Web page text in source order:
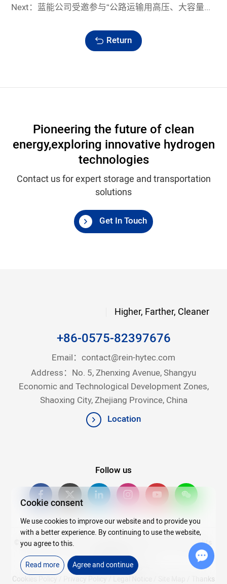
Next：蓝能公司受邀参与“公路运输用高压、大容量管束集装箱氢气储存技术”项目启动暨实施方案论证会
Return
Pioneering the future of clean
energy,exploring innovative hydrogen
technologies
Contact us for expert storage and transportation
solutions
Get In Touch
Higher, Farther, Cleaner
+86-0575-82397676
Email： contact@rein-hytec.com
Address：No. 5, Zhenxing Avenue, Shangyu
Economic and Technological Development Zones,
Shaoxing City, Zhejiang Province, China
Location
Follow us
©2026Copyright © 2025 Zhejiang Rein Hytec Co., Ltd. All rights
reserved.
浙ICP备20007720号-4
Cookies Policy
Thanks
Cookie consent
We use cookies to improve our website and to provide you
with a better experience. By continuing to use the website,
you agree to this.
Read more
Agree and continue
Chat